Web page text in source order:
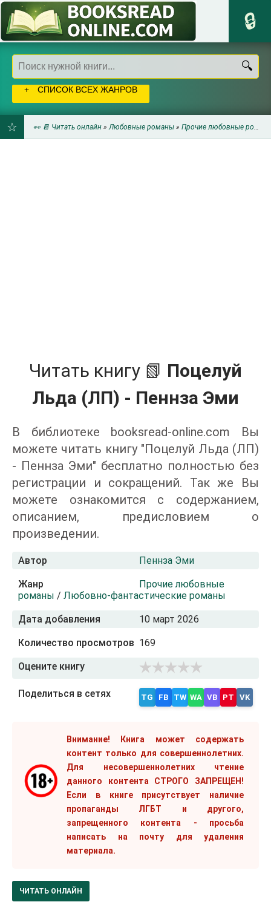
СПИСОК ВСЕХ ЖАНРОВ
👀 📔 Читать онлайн »Любовные романы » Прочие любовные романы
Читать книгу 📗 Поцелуй
Льда (ЛП) - Пеннза Эми
В библиотеке booksread-online.com Вы
можете читать книгу "Поцелуй Льда (ЛП)
- Пеннза Эми" бесплатно полностью без
регистрации и сокращений. Так же Вы
можете ознакомится с содержанием,
описанием, предисловием о
произведении.
Автор Пеннза Эми
Жанр
Прочие любовные
романы / Любовно-фантастические романы
Дата добавления 10 март 2026
Количество просмотров 169
Оцените книгу
Поделиться в сетях TG FB TW WA VB PT VK
Внимание! Книга может содержать
контент только для совершеннолетних.
Для несовершеннолетних чтение
данного контента СТРОГО ЗАПРЕЩЕН!
Если в книге присутствует наличие
пропаганды ЛГБТ и другого,
запрещенного контента - просьба
написать на почту для удаления
материала.
ЧИТАТЬ ОНЛАЙН